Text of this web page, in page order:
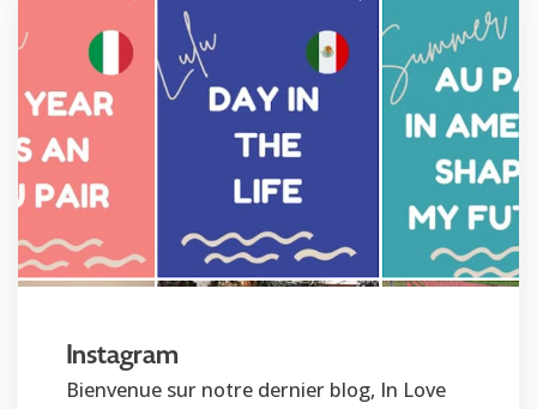
Instagram
Bienvenue sur notre dernier blog, In Love